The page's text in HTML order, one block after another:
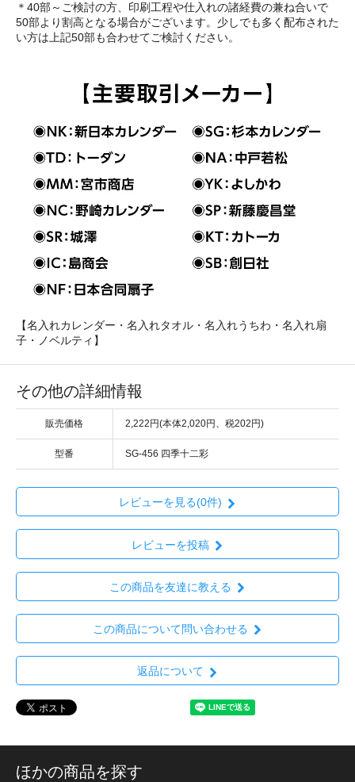
＊40部～ご検討の方、印刷工程や仕入れの諸経費の兼ね合いで
50部より割高となる場合がございます。少しでも多く配布された
い方は上記50部も合わせてご検討ください。
【名入れカレンダー・名入れタオル・名入れうちわ・名入れ扇
子・ノベルティ】
その他の詳細情報
販売価格 2,222円(本体2,020円、税202円)
型番 SG-456 四季十二彩
レビューを見る(0件)
レビューを投稿
この商品を友達に教える
この商品について問い合わせる
返品について
ほかの商品を探す